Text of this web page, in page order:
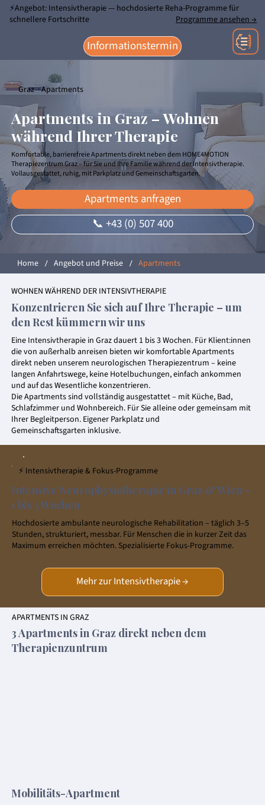
Informationstermin
⚡Angebot: Intensivtherapie — hochdosierte Reha-Programme für
schnellere Fortschritte
Programme ansehen →
Graz · Apartments
Apartments in Graz – Wohnen
während Ihrer Therapie
Komfortable, barrierefreie Apartments direkt neben dem HOME4MOTION
Therapiezentrum Graz – für Sie und Ihre Familie während der Intensivtherapie.
Vollausgestattet, ruhig, mit Parkplatz und Gemeinschaftsgarten.
Apartments anfragen
📞 +43 (0) 507 400
Home / Angebot und Preise / Apartments
WOHNEN WÄHREND DER INTENSIVTHERAPIE
Konzentrieren Sie sich auf Ihre Therapie – um
den Rest kümmern wir uns
Eine Intensivtherapie in Graz dauert 1 bis 3 Wochen. Für Klient:innen
die von außerhalb anreisen bieten wir komfortable Apartments
direkt neben unserem neurologischen Therapiezentrum – keine
langen Anfahrtswege, keine Hotelbuchungen, einfach ankommen
und auf das Wesentliche konzentrieren.
Die Apartments sind vollständig ausgestattet – mit Küche, Bad,
Schlafzimmer und Wohnbereich. Für Sie alleine oder gemeinsam mit
Ihrer Begleitperson. Eigener Parkplatz und
Gemeinschaftsgarten inklusive.
⚡ Intensivtherapie & Fokus-Programme
Intensive Neurophysiotherapie in Graz & Wien –
1 bis 3 Wochen
Hochdosierte ambulante neurologische Rehabilitation – täglich 3–5
Stunden, strukturiert, messbar. Für Menschen die in kurzer Zeit das
Maximum erreichen möchten. Spezialisierte Fokus-Programme.
Mehr zur Intensivtherapie →
APARTMENTS IN GRAZ
3 Apartments in Graz direkt neben dem
Therapienzuntrum
Mobilitäts-Apartment